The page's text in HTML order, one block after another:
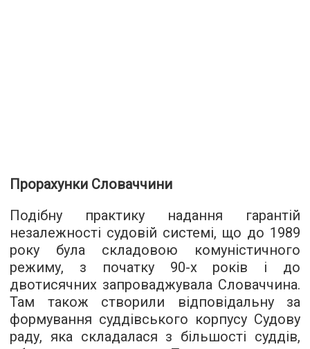
Прорахунки Словаччини
Подібну практику надання гарантій
незалежності судовій системі, що до 1989
року була складовою комуністичного
режиму, з початку 90-х років і до
двотисячних запроваджувала Словаччина.
Там також створили відповідальну за
формування суддівського корпусу Судову
раду, яка складалася з більшості суддів,